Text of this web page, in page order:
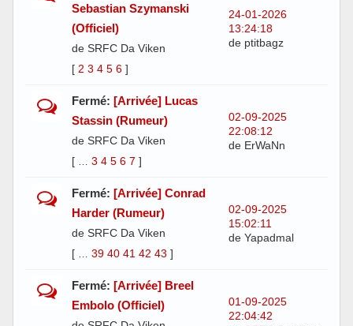
Sebastian Szymanski
(Officiel)
de SRFC Da Viken
[ 2 3 4 5 6]
24-01-2026
13:24:18
de ptitbagz
Fermé: [Arrivée] Lucas
Stassin (Rumeur)
de SRFC Da Viken
[
3 4 5 6 7 ]
02-09-2025
22:08:12
de ErWaNn
Fermé: [Arrivée] Conrad
Harder (Rumeur)
de SRFC Da Viken
[
39 40 41 42 43 ]
02-09-2025
15:02:11
de Yapadmal
Fermé: [Arrivée] Breel
Embolo (Officiel)
01-09-2025
22:04:42